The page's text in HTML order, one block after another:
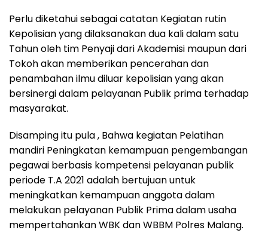
Perlu diketahui sebagai catatan Kegiatan rutin
Kepolisian yang dilaksanakan dua kali dalam satu
Tahun oleh tim Penyaji dari Akademisi maupun dari
Tokoh akan memberikan pencerahan dan
penambahan ilmu diluar kepolisian yang akan
bersinergi dalam pelayanan Publik prima terhadap
masyarakat.
Disamping itu pula , Bahwa kegiatan Pelatihan
mandiri Peningkatan kemampuan pengembangan
pegawai berbasis kompetensi pelayanan publik
periode T.A 2021 adalah bertujuan untuk
meningkatkan kemampuan anggota dalam
melakukan pelayanan Publik Prima dalam usaha
mempertahankan WBK dan WBBM Polres Malang.